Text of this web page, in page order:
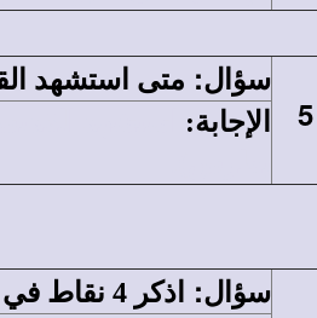
5
سؤال: متى استشهد
الإجابة:
سؤال:
اذكر 4 نقاط في أهمية بيت مارمرقس.